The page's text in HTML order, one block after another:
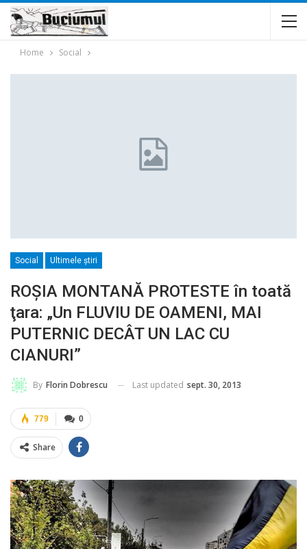
Home Social
Social Ultimele ştiri
ROŞIA MONTANĂ PROTESTE în toată
ţara: „Un FLUVIU DE OAMENI, MAI
PUTERNIC DECÂT UN LAC CU
CIANURI”
By Florin Dobrescu Last updated sept. 30, 2013
0
779
Share